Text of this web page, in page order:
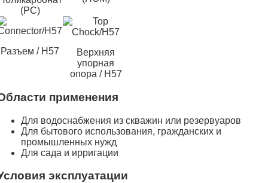
(PC)
Разъем / H57
Верхняя
упорная
опора / H57
применения
Для водоснабжения из скважин или резервуаров
Для бытового использования, гражданских и
промышленных нужд
Для сада и ирригации
эксплуатации